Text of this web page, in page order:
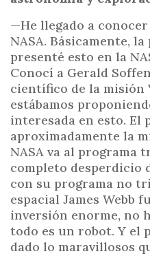
—He llegado a
NASA. Básicamente,
presenté esto en la
Conocí a Gerald
científico de la misión
estábamos
interesada en esto. El
aproximadamente la
NASA va al programa
completo desperdicio
con su programa no
espacial James Webb
inversión enorme, no
todo es un robot. Y el
dado lo maravillosos